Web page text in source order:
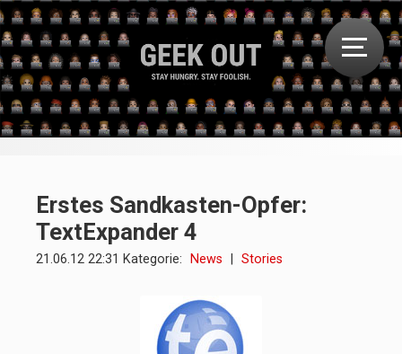
Erstes Sandkasten-Opfer:
TextExpander 4
21.06.12 22:31 Kategorie: News Stories